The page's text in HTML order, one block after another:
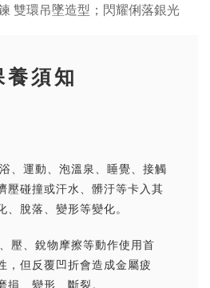
養須知
、運動、泡溫泉、睡覺、接觸
壓碰撞或汗水、髒汙等卡入其
脫落、變形等變化。
壓、銳物摩擦等動作使用首
，但反覆凹折會造成金屬疲
、變形、斷裂。